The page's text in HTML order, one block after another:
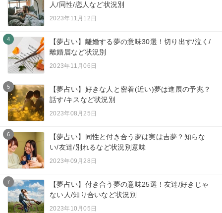
人/同性/恋人など状況別
2023年11月12日
4
【夢占い】離婚する夢の意味30選！切り出す/泣く/
離婚届など状況別
2023年11月06日
5
【夢占い】好きな人と密着(近い)夢は進展の予兆？
話す/キスなど状況別
2023年08月25日
6
【夢占い】同性と付き合う夢は実は吉夢？知らな
い/友達/別れるなど状況別意味
2023年09月28日
7
【夢占い】付き合う夢の意味25選！友達/好きじゃ
ない人/知り合いなど状況別
2023年10月05日